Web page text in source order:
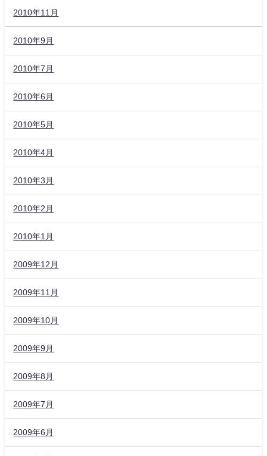
2010年11月
2010年9月
2010年7月
2010年6月
2010年5月
2010年4月
2010年3月
2010年2月
2010年1月
2009年12月
2009年11月
2009年10月
2009年9月
2009年8月
2009年7月
2009年6月